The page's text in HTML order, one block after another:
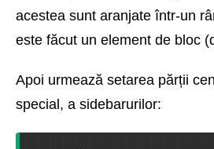
acestea sunt aranjate într-un
este făcut un element de bloc
Apoi urmează setarea părții
special, a sidebarurilor: